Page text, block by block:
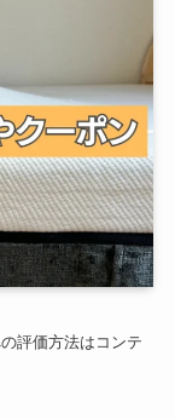
評価方法はコンテ